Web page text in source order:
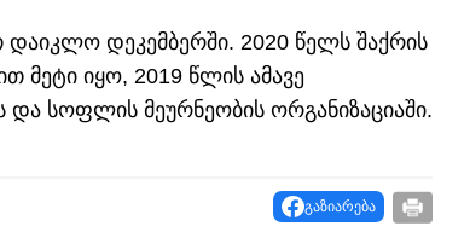
დაიკლო დეკემბერში. 2020 წელს შაქრის
მეტი იყო, 2019 წლის ამავე
და სოფლის მეურნეობის ორგანიზაციაში.
გაზიარება